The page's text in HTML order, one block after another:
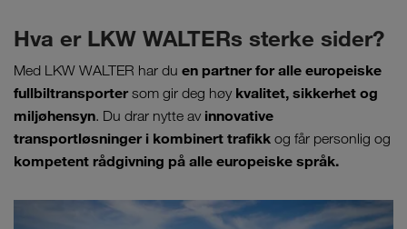
Hva er LKW WALTERs sterke sider?
Med LKW WALTER har du en partner for alle europeiske
fullbiltransportersom gir deg høy kvalitet, sikkerhet og
miljøhensyn. Du drar nytte av innovative
transportløsninger i kombinert trafikk og får personlig og
kompetent rådgivning på alle europeiske språk.